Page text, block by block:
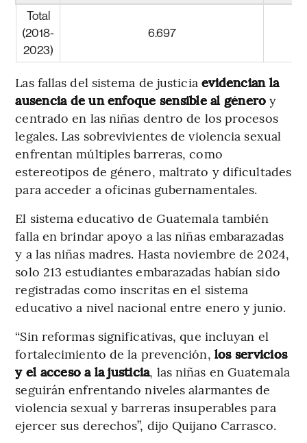
Total
(2018-
2023)
6.697
Las fallas del sistema de justiciaevidencian la
ausencia de un enfoque sensible al géneroy
centrado en las niñas dentro de los procesos
legales. Las sobrevivientes de violencia sexual
enfrentan múltiples barreras, como
estereotipos de género, maltrato y dificultades
para acceder a oficinas gubernamentales.
El sistema educativo de Guatemala también
falla en brindar apoyo a las niñas embarazadas
y a las niñas madres. Hasta noviembre de 2024,
solo 213 estudiantes embarazadas habían sido
registradas como inscritas en el sistema
educativo a nivel nacional entre enero y junio.
“Sin reformas significativas, que incluyan el
fortalecimiento de la prevención, los servicios
y el acceso a la justicia, las niñas en Guatemala
seguirán enfrentando niveles alarmantes de
violencia sexual y barreras insuperables para
ejercer sus derechos”, dijo Quijano Carrasco.